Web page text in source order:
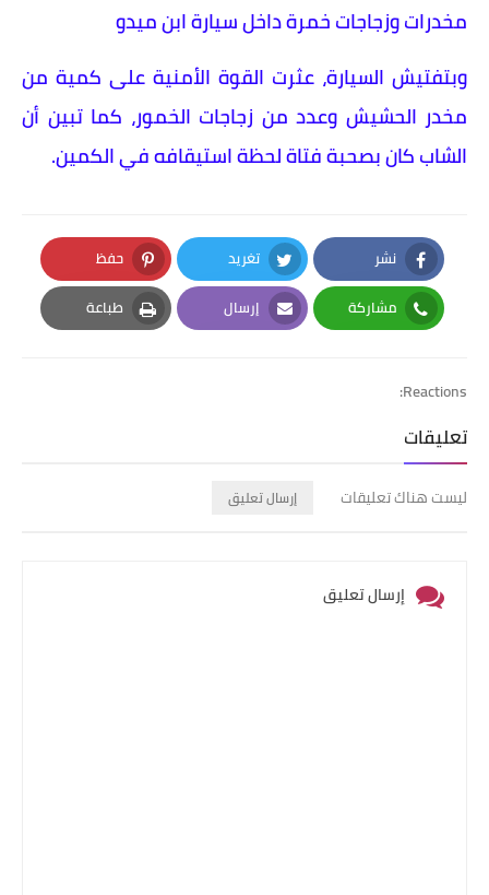
مخدرات وزجاجات خمرة داخل سيارة ابن ميدو
وبتفتيش السيارة، عثرت القوة الأمنية على كمية من
مخدر الحشيش وعدد من زجاجات الخمور، كما تبين أن
الشاب كان بصحبة فتاة لحظة استيقافه في الكمين.
نشر
Facebook
تغريد
Twitter
حفظ
Pinterest
مشاركة
Whatsapp
إرسال
Email
طباعة
Print
Reactions:
تعليقات
ليست هناك تعليقات إرسال تعليق
إرسال تعليق